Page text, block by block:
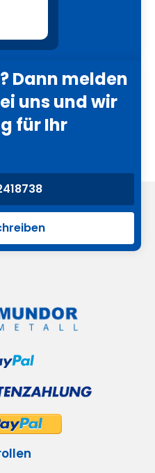
Dann melden
uns und wir
für Ihr